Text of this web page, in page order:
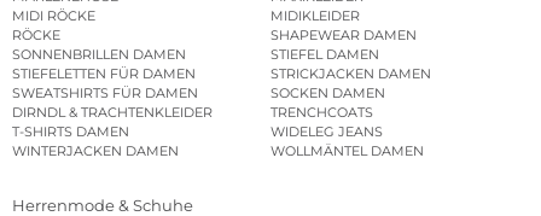
MIDI RÖCKE
MIDIKLEIDER
RÖCKE
SHAPEWEAR DAMEN
SONNENBRILLEN DAMEN
STIEFEL DAMEN
STIEFELETTEN FÜR DAMEN
STRICKJACKEN DAMEN
SWEATSHIRTS FÜR DAMEN
SOCKEN DAMEN
DIRNDL & TRACHTENKLEIDER
TRENCHCOATS
T-SHIRTS DAMEN
WIDELEG JEANS
WINTERJACKEN DAMEN
WOLLMÄNTEL DAMEN
Herrenmode & Schuhe